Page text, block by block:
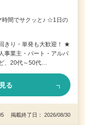
時間でサクッと♪ ☆1日の
きり・単発も大歓迎！ ★
事業主・パート・アルバ
、20代～50代…
る
掲載終了日： 2026/08/30